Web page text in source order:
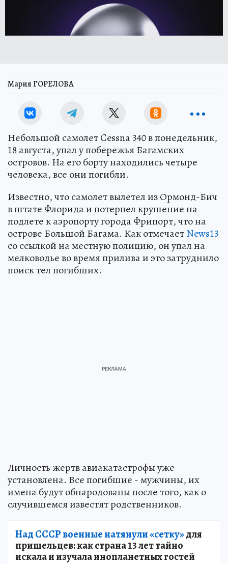
Мария ГОРЕЛОВА
Небольшой самолет Cessna 340 в понедельник,
18 августа, упал у побережья Багамских
островов. На его борту находились четыре
человека, все они погибли.
Известно, что самолет вылетел из Ормонд-Бич
в штате Флорида и потерпел крушение на
подлете к аэропорту города Фрипорт, что на
острове Большой Багама. Как отмечаетNews13
со ссылкой на местную полицию, он упал на
мелководье во время прилива и это затруднило
поиск тел погибших.
Личность жертв авиакатастрофы уже
установлена. Все погибшие - мужчины, их
имена будут обнародованы после того, как о
случившемся известят родственников.
Над СССР военные натянули «сетку»для
пришельцев: как страна 13 лет тайно
искала и изучала инопланетных гостей